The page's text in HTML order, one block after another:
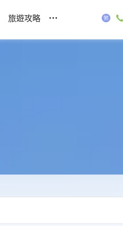
旅遊攻略 ...